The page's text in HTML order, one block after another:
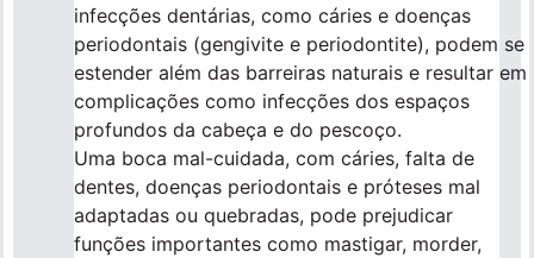
infecções dentárias, como cáries e doenças
periodontais (gengivite e periodontite), podem se
estender além das barreiras naturais e resultar em
complicações como infecções dos espaços
profundos da cabeça e do pescoço.
Uma boca mal-cuidada, com cáries, falta de
dentes, doenças periodontais e próteses mal
adaptadas ou quebradas, pode prejudicar
funções importantes como mastigar, morder,